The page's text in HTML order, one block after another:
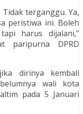
terganggu. Ya,
peristiwa ini. Boleh
harus dijalani,”
paripurna DPRD
dirinya kembali
wali kota
pada 5 Januari